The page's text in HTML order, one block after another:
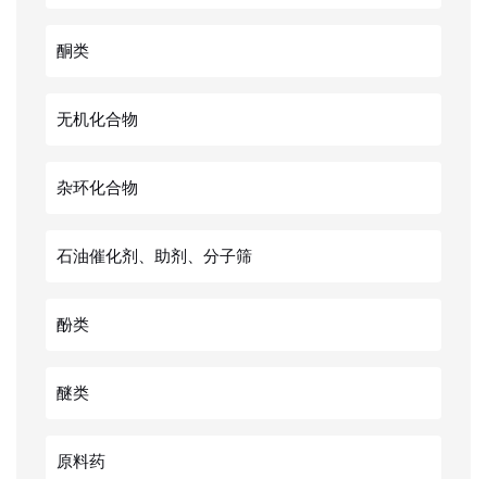
酮类
无机化合物
杂环化合物
石油催化剂、助剂、分子筛
酚类
醚类
原料药